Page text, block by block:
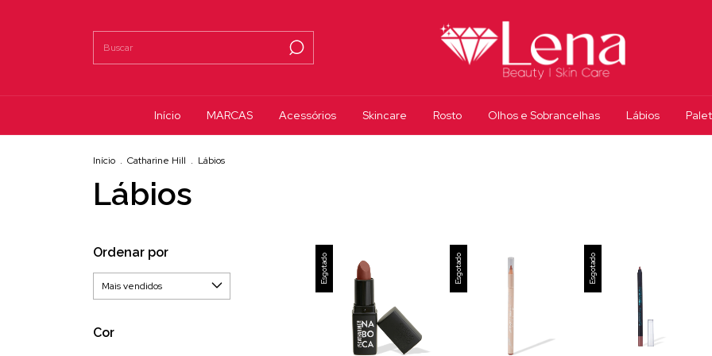
Início MARCAS Acessórios Skincare Rosto Olhos e Sobrancelhas Lábios
Início . Catharine Hill . Lábios
Lábios
Ordenar por
Cor
Esgotado Esgotado Esgotado